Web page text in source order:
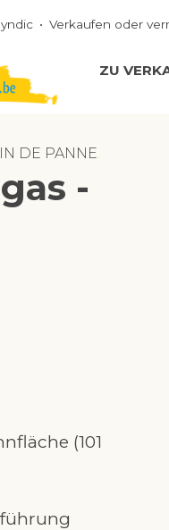
Verkaufen oder
ZU
DE PANNE
-
(101